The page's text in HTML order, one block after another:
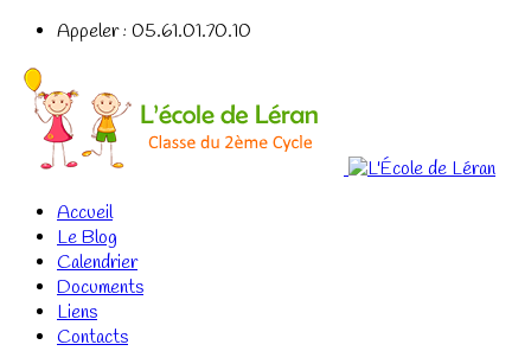
Appeler : 05.61.01.70.10
Accueil
Le Blog
Calendrier
Documents
Liens
Contacts